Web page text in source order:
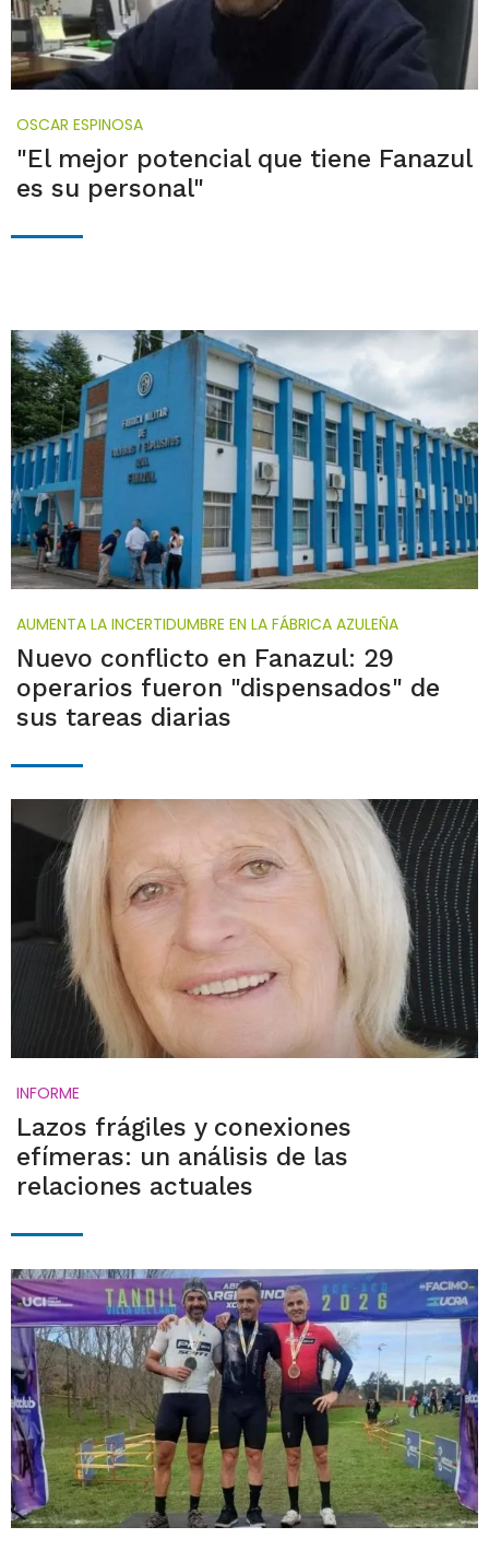
OSCAR ESPINOSA
"El mejor potencial que tiene Fanazul
es su personal"
AUMENTA LA INCERTIDUMBRE EN LA FÁBRICA AZULEÑA
Nuevo conflicto en Fanazul: 29
operarios fueron "dispensados" de
sus tareas diarias
INFORME
Lazos frágiles y conexiones
efímeras: un análisis de las
relaciones actuales